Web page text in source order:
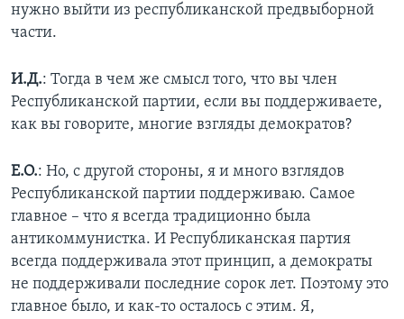
нужно выйти из республиканской предвыборной
части.
И.Д.: Тогда в чем же смысл того, что вы член
Республиканской партии, если вы поддерживаете,
как вы говорите, многие взгляды демократов?
Е.О.: Но, с другой стороны, я и много взглядов
Республиканской партии поддерживаю. Самое
главное – что я всегда традиционно была
антикоммунистка. И Республиканская партия
всегда поддерживала этот принцип, а демократы
не поддерживали последние сорок лет. Поэтому это
главное было, и как-то осталось с этим. Я,